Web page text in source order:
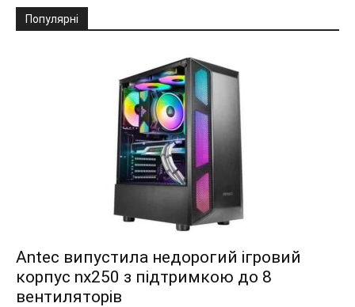
Популярні
Antec випустила недорогий ігровий
корпус nx250 з підтримкою до 8
вентиляторів